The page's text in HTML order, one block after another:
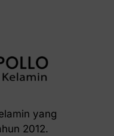
yang
2012.